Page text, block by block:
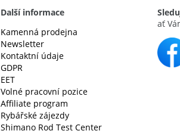
Další informace
Kamenná prodejna
Newsletter
Kontaktní údaje
GDPR
EET
Volné pracovní pozice
Affiliate program
Rybářské zájezdy
Shimano Rod Test Center
ať